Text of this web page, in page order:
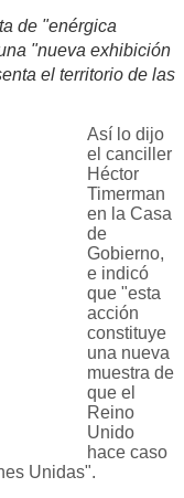
de "enérgica
"nueva exhibición
el territorio de las
Así lo dijo
el canciller
Héctor
Timerman
en la Casa
de
Gobierno,
e indicó
que "esta
acción
constituye
una nueva
muestra de
que el
Reino
Unido
hace caso
Unidas".